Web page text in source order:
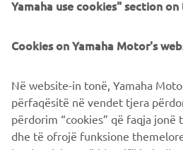
trattiamo i tuoi dati personali:
Italy (Italian)
Yamaha use cookies" section
Cookies on Yamaha Motor's
Në website-in tonë, Yamaha
përfaqësitë në vendet tjera
përdorim “cookies” që faqja
dhe të ofrojë funksione